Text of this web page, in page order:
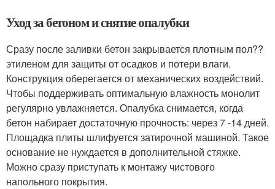
Уход за бетоном и снятие опалубки
Сразу после заливки бетон закрывается плотным пол??
этиленом для защиты от осадков и потери влаги.
Конструкция оберегается от механических воздействий.
Чтобы поддерживать оптимальную влажность монолит
регулярно увлажняется. Опалубка снимается, когда
бетон набирает достаточную прочность: через 7 -14 дней.
Площадка плиты шлифуется затирочной машиной. Такое
основание не нуждается в дополнительной стяжке.
Можно сразу приступать к монтажу чистового
напольного покрытия.